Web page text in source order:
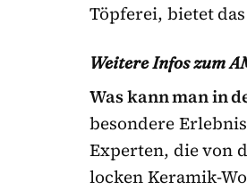
Töpferei, bietet
Weitere Infos zum
Was kann man in
besondere
Experten, die von
locken Keramik-